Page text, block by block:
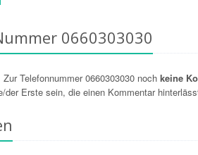
0660303030
Zur Telefonnummer 0660303030 noch keine
der Erste sein, die einen Kommentar